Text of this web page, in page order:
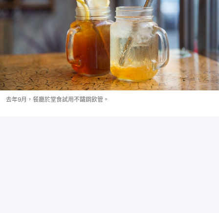
去年9月，餐廳於堂食試用不鏽鋼飲管。